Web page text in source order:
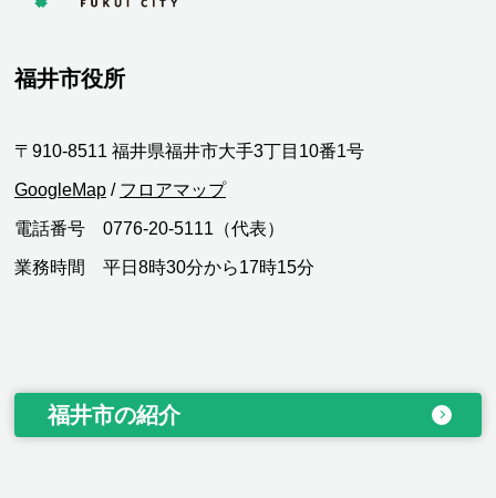
福井市役所
〒910-8511 福井県福井市大手3丁目10番1号
GoogleMap / フロアマップ
電話番号 0776-20-5111（代表）
業務時間 平日8時30分から17時15分
福井市の紹介